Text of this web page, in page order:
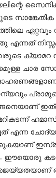
ഏറ്റവും
എന്നത്
ക്യാമറ
ചാര
എന്ന
ഈയൊരു